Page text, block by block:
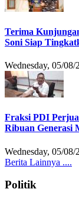
Terima
Soni Siap
Wednesday, 05/08/
Fraksi PDI
Ribuan Generasi
Wednesday, 05/08/
Berita Lainnya ....
Politik